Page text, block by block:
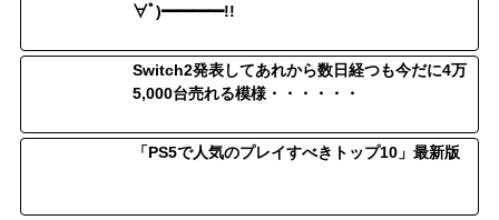
∀ﾟ)━━━━!!
Switch2発表してあれから数日経つも今だに4万
5,000台売れる模様・・・・・・
「PS5で人気のプレイすべきトップ10」最新版